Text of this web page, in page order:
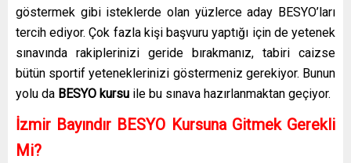
göstermek gibi isteklerde olan yüzlerce aday BESYO’ları
tercih ediyor. Çok fazla kişi başvuru yaptığı için de yetenek
sınavında rakiplerinizi geride bırakmanız, tabiri caizse
bütün sportif yeteneklerinizi göstermeniz gerekiyor. Bunun
yolu da BESYO kursu ile bu sınava hazırlanmaktan geçiyor.
İzmir Bayındır BESYO Kursuna Gitmek Gerekli
Mi?